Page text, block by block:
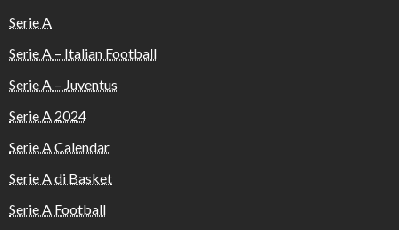
Serie A
Serie A – Italian Football
Serie A – Juventus
Serie A 2024
Serie A Calendar
Serie A di Basket
Serie A Football